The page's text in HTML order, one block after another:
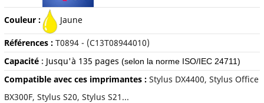
Couleur : Jaune
Références : T0894 - (C13T08944010)
Capacité: Jusqu'à 135 pages (selon la norme ISO/IEC 24711)
Compatible avec ces imprimantes : Stylus DX4400, Stylus Office
BX300F, Stylus S20, Stylus S21...